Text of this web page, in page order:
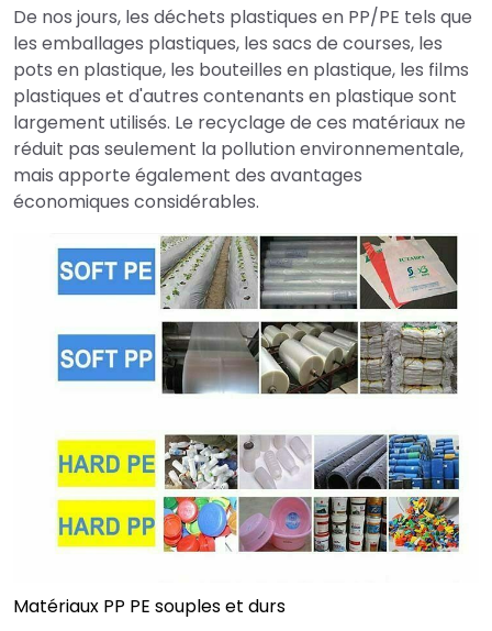
De nos jours, les déchets plastiques en PP/PE tels que
les emballages plastiques, les sacs de courses, les
pots en plastique, les bouteilles en plastique, les films
plastiques et d'autres contenants en plastique sont
largement utilisés. Le recyclage de ces matériaux ne
réduit pas seulement la pollution environnementale,
mais apporte également des avantages
économiques considérables.
Matériaux PP PE souples et durs